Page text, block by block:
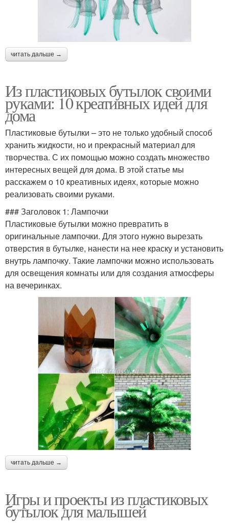
читать дальше →
Из пластиковых бутылок своими
руками: 10 креативных идей для
дома
Пластиковые бутылки – это не только удобный способ
хранить жидкости, но и прекрасный материал для
творчества. С их помощью можно создать множество
интересных вещей для дома. В этой статье мы
расскажем о 10 креативных идеях, которые можно
реализовать своими руками.
### Заголовок 1: Лампочки
Пластиковые бутылки можно превратить в
оригинальные лампочки. Для этого нужно вырезать
отверстия в бутылке, нанести на нее краску и установить
внутрь лампочку. Такие лампочки можно использовать
для освещения комнаты или для создания атмосферы
на вечеринках.
читать дальше →
Игры и проекты из пластиковых
бутылок для малышей